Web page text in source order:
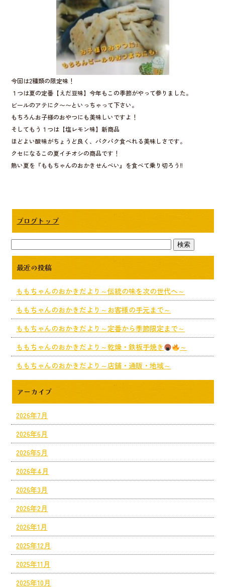
今回は2種類の限定味！
１つは夏の定番【えだ豆味】今年もこの季節がやって参りました。
ビールのアテにク〜〜といっちゃって下さい。
もちろんお子様のおやつにも美味しいですよ！
そしてもう１つは【塩レモン味】新商品
ほどよい酸味がちょうど良く、パクパク食べれる美味しさです。
クセになるこの夏イチオシの商品です！
熱い夏を『ももちゃんのおかきせんべい』を食べて乗り切ろう‼︎
ブログトップ
最近の投稿
ももちゃんのおかきだより～伝統の味を次の世代へ～
ももちゃんのおかきだより～お客様の手元まで～
ももちゃんのおかきだより～定番から季節限定まで～
ももちゃんのおかきだより～乾燥・鉄板手焼き
～
ももちゃんのおかきだより～店舗・通販・地域～
アーカイブ
2026年7月
2026年6月
2026年5月
2026年4月
2026年3月
2026年2月
2026年1月
2025年12月
2025年11月
2025年10月